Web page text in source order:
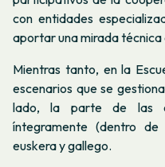
con entidades
aportar una mirada técnica
Mientras tanto, en la
escenarios que se
lado, la parte de las
íntegramente (dentro
euskera y gallego.